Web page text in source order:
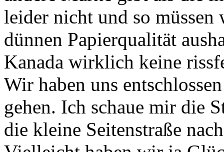
leider nicht und so
dünnen Papierqualität
Kanada wirklich keine
Wir haben uns
gehen. Ich schaue mir die
die kleine Seitenstraße